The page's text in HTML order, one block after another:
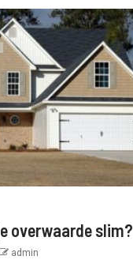
overwaarde slim?
admin